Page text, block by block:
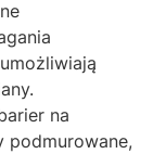
na
podmurowane,